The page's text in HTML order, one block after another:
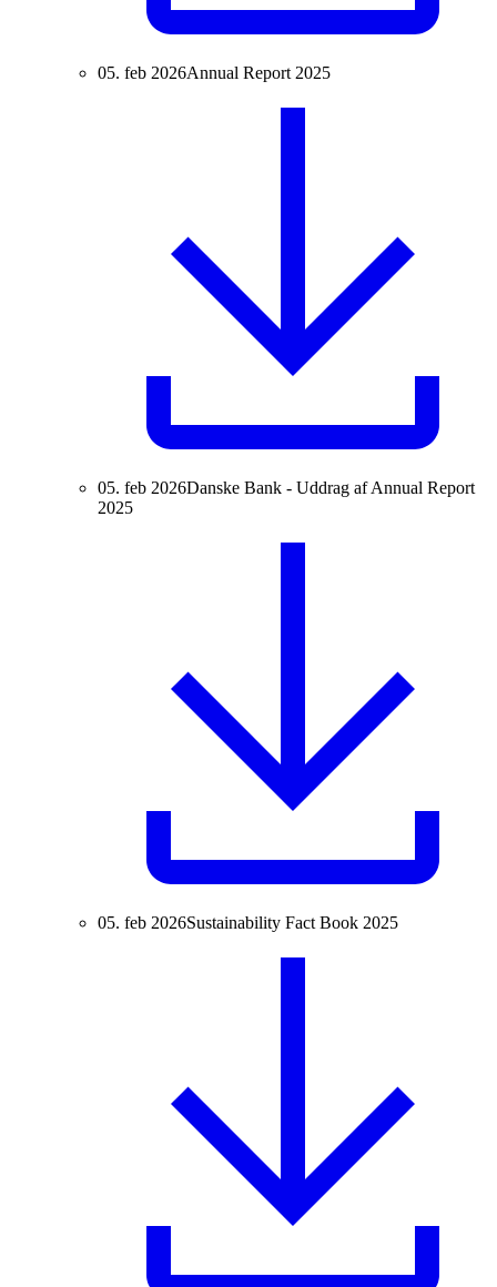
05. feb 2026Annual Report 2025
05. feb 2026Danske Bank - Uddrag af Annual Report
2025
05. feb 2026Sustainability Fact Book 2025